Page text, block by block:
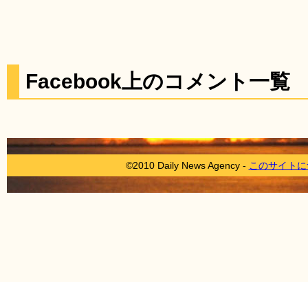
Facebook上のコメント一覧
©2010 Daily News Agency - このサイト